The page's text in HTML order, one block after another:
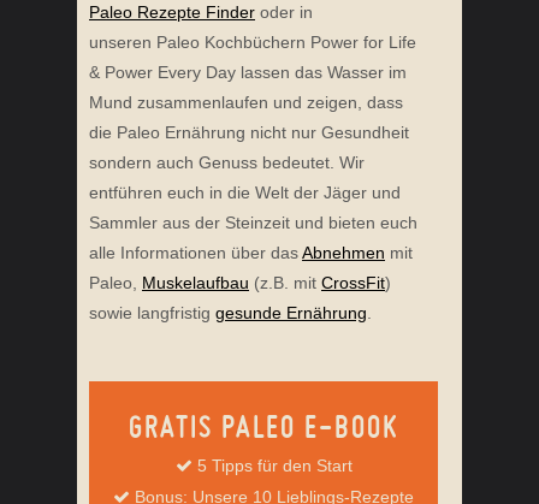
Paleo Rezepte Finder oder in
unseren Paleo Kochbüchern Power for Life
& Power Every Day lassen das Wasser im
Mund zusammenlaufen und zeigen, dass
die Paleo Ernährung nicht nur Gesundheit
sondern auch Genuss bedeutet. Wir
entführen euch in die Welt der Jäger und
Sammler aus der Steinzeit und bieten euch
alle Informationen über dasAbnehmen mit
Paleo, Muskelaufbau (z.B. mit CrossFit)
sowie langfristig gesunde Ernährung
GRATIS PALEO E-BOOK
5 Tipps für den Start
Bonus: Unsere 10 Lieblings-Rezepte